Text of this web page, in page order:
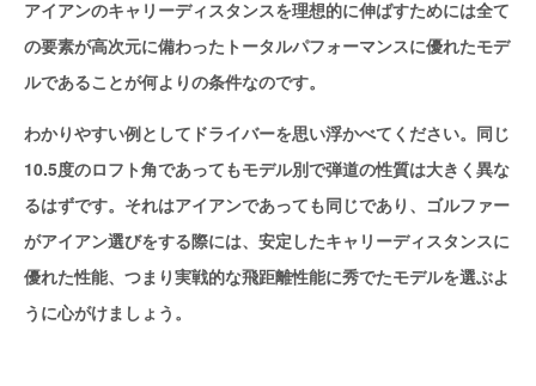
アイアンのキャリーディスタンスを理想的に伸ばすためには全て
の要素が高次元に備わったトータルパフォーマンスに優れたモデ
ルであることが何よりの条件なのです。
わかりやすい例としてドライバーを思い浮かべてください。同じ
10.5度のロフト角であってもモデル別で弾道の性質は大きく異な
るはずです。それはアイアンであっても同じであり、ゴルファー
がアイアン選びをする際には、安定したキャリーディスタンスに
優れた性能、つまり実戦的な飛距離性能に秀でたモデルを選ぶよ
うに心がけましょう。